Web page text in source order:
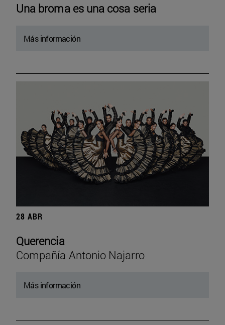
Una broma es una cosa seria
Más información
28 ABR
Querencia
Compañía Antonio Najarro
Más información